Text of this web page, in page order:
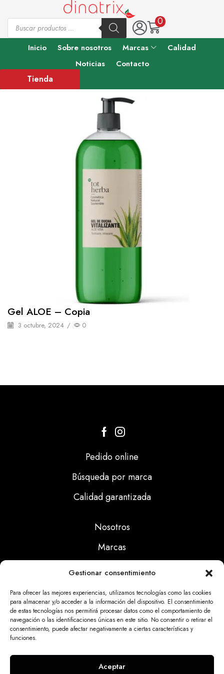
Gestionar consentimiento
Para ofrecer las mejores experiencias, utilizamos tecnologías como las cookies
para almacenar y/o acceder a la información del dispositivo. El consentimiento
de estas tecnologías nos permitirá procesar datos como el comportamiento de
navegación o las identificaciones únicas en este sitio. No consentir o retirar el
consentimiento, puede afectar negativamente a ciertas características y
funciones.
Aceptar
0
Inicio Sobre nosotros Marcas
Calidad
Noticias
Contacto
Tienda
Gel ALOE – Copia
3 octubre, 2024 / 0
Pedido online
Búsqueda por marca
Calidad garantizada
Nosotros
Marcas
Noticias
Aviso Legal
Politicas Cookies